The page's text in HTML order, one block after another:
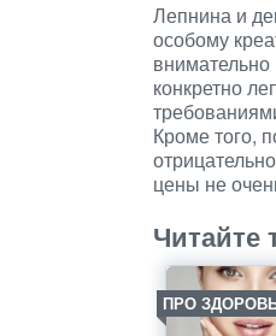
Лепнина и
особому
внимательно
конкретно
Кроме того,
цены не
Читайте
ПРО